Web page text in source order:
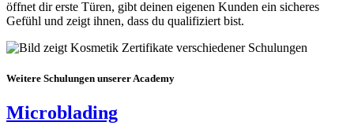
öffnet dir erste Türen, gibt deinen eigenen Kunden ein sicheres
Gefühl und zeigt ihnen, dass du qualifiziert bist.
Weitere Schulungen unserer Academy
Microblading